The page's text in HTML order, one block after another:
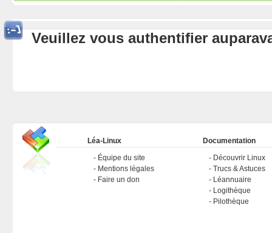
Veuillez vous authentifier
Léa-Linux
Équipe du site
Mentions légales
Faire un don
Documentation
Découvrir Linux
Trucs & Astuces
Léannuaire
Logithèque
Pilothèque